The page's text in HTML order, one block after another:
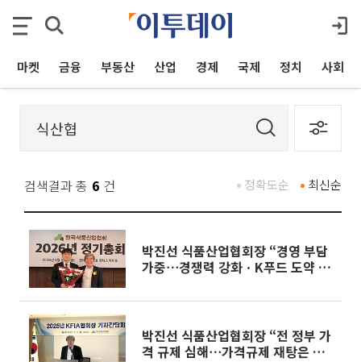
마켓 금융 부동산 산업 경제 국제 정치 사회
검색결과 총 6 건 최신순
정확도순
박진선 식품산업협회장 “경영 부담
가중⋯경쟁력 강화ㆍK푸드 도약 지
박진선 식품산업협회장 “전 정부 가
격 규제 심해⋯가격규제 재탕은 곤